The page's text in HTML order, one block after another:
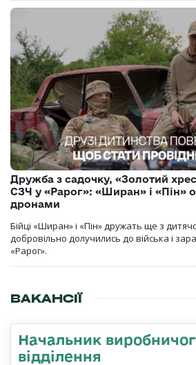
Дружба з садочку, «Золотий
СЗЧ у «Рарог»: «Ширан» і «Пін»
дронами
Бійці «Ширан» і «Пін» дружать ще з
добровільно долучились до війська і
«Рарог».
ВАКАНСІЇ
Начальник
відділення